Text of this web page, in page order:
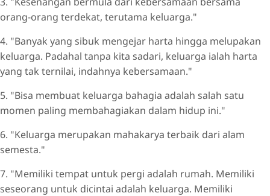
orang-orang terdekat, terutama keluarga."
4. "Banyak yang sibuk mengejar harta hingga melupakan
keluarga. Padahal tanpa kita sadari, keluarga ialah harta
yang tak ternilai, indahnya kebersamaan."
5. "Bisa membuat keluarga bahagia adalah salah satu
momen paling membahagiakan dalam hidup ini."
6. "Keluarga merupakan mahakarya terbaik dari alam
semesta."
7. "Memiliki tempat untuk pergi adalah rumah. Memiliki
seseorang untuk dicintai adalah keluarga. Memiliki